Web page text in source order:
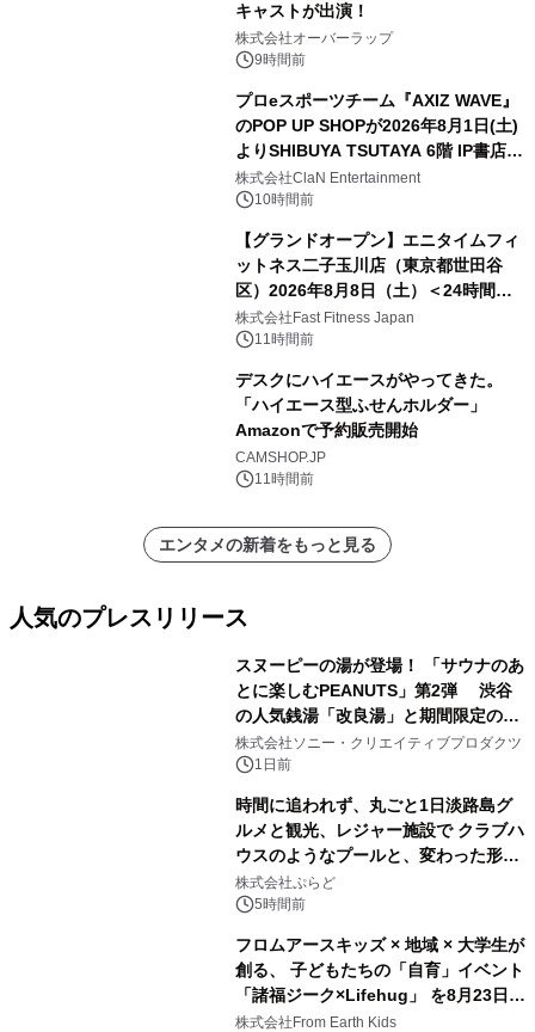
キャストが出演！
株式会社オーバーラップ
9時間前
プロeスポーツチーム『AXIZ WAVE』
のPOP UP SHOPが2026年8月1日(土)
よりSHIBUYA TSUTAYA 6階 IP書店で
開催決定！！
株式会社ClaN Entertainment
10時間前
【グランドオープン】エニタイムフィ
ットネス二子玉川店（東京都世田谷
区）2026年8月8日（土）＜24時間年
中無休のフィットネスジム＞
株式会社Fast Fitness Japan
11時間前
デスクにハイエースがやってきた。
「ハイエース型ふせんホルダー」
Amazonで予約販売開始
CAMSHOP.JP
11時間前
エンタメの新着をもっと見る
人気のプレスリリース
スヌーピーの湯が登場！ 「サウナのあ
とに楽しむPEANUTS」第2弾 渋谷
の人気銭湯「改良湯」と期間限定のコ
ラボレーション サウナイキタイコラ
ボグッズも発売決定！
株式会社ソニー・クリエイティブプロダクツ
1日前
時間に追われず、丸ごと1日淡路島グ
ルメと観光、レジャー施設で クラブハ
ウスのようなプールと、変わった形の
サウナも 「THE BOXY AWAJI」のお
得な素泊まり連泊プランで
株式会社ぷらど
5時間前
フロムアースキッズ × 地域 × 大学生が
創る、 子どもたちの「自育」イベント
「諸福ジーク×Lifehug」 を8月23日
(日)開催
株式会社From Earth Kids